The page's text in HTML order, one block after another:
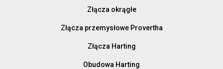
Złącza okrągłe
Złącza przemysłowe Provertha
Złącza Harting
Obudowa Harting